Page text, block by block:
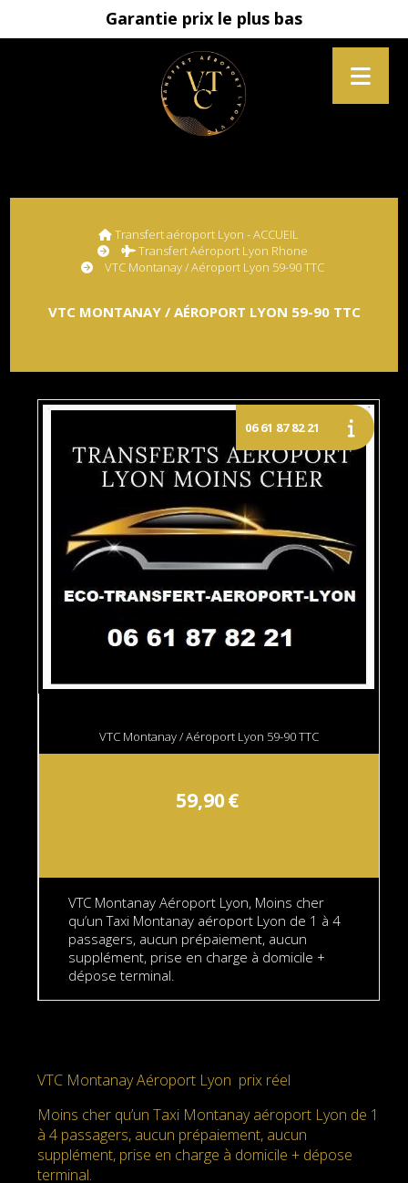
Garantie prix le plus bas
Transfert aéroport Lyon - ACCUEIL
Transfert Aéroport Lyon Rhone
VTC Montanay / Aéroport Lyon 59-90 TTC
VTC MONTANAY / AÉROPORT LYON 59-90 TTC
VTC Montanay / Aéroport Lyon 59-90 TTC
59,90€
VTC Montanay Aéroport Lyon, Moins cher
qu’un Taxi Montanay aéroport Lyon de 1 à 4
passagers, aucun prépaiement, aucun
supplément, prise en charge à domicile +
dépose terminal.
VTC Montanay Aéroport Lyon prix réel
Moins cher qu’un Taxi Montanay aéroport Lyon de 1
à 4 passagers, aucun prépaiement, aucun
supplément, prise en charge à domicile + dépose
terminal.